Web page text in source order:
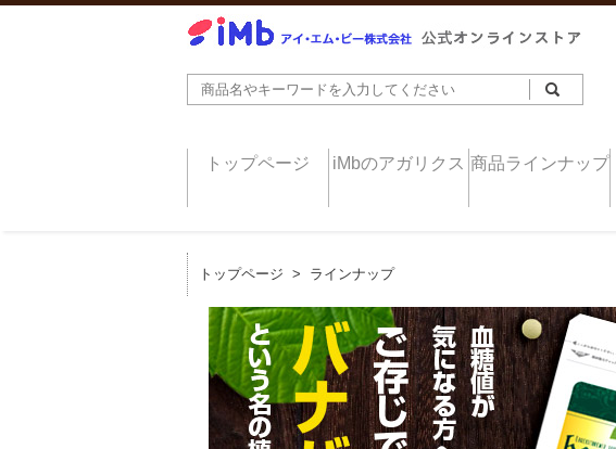
トップページ iMbのアガリクス 商品ラインナップ
トップページ > ラインナップ